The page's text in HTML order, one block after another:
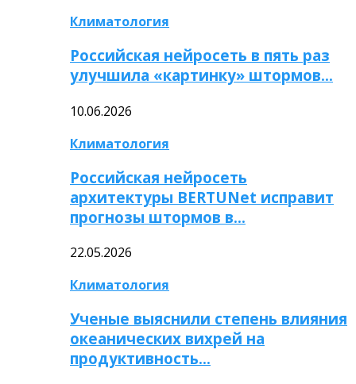
Климатология
Российская нейросеть в пять раз
улучшила «картинку» штормов…
10.06.2026
Климатология
Российская нейросеть
архитектуры BERTUNet исправит
прогнозы штормов в…
22.05.2026
Климатология
Ученые выяснили степень влияния
океанических вихрей на
продуктивность…